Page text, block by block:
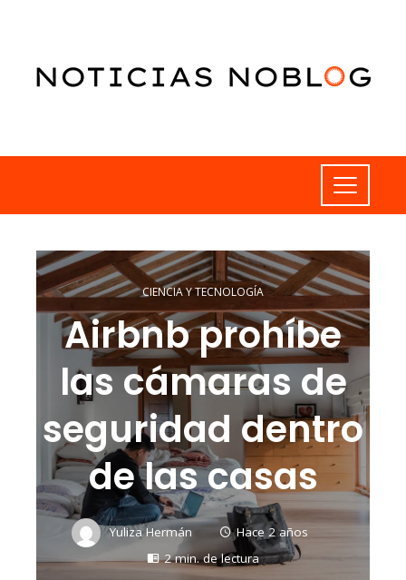
CIENCIA Y TECNOLOGÍA
Airbnb prohíbe
las cámaras de
seguridad dentro
de las casas
Yuliza Hermán
Hace 2 años
2 min. de lectura